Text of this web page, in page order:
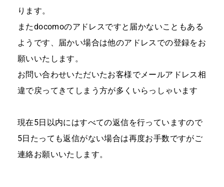
ります。
またdocomoのアドレスですと届かないこともある
ようです、届かい場合は他のアドレスでの登録をお
願いいたします。
お問い合わせいただいたお客様でメールアドレス相
違で戻ってきてしまう方が多くいらっしゃいます
現在5日以内にはすべての返信を行っていますので
5日たっても返信がない場合は再度お手数ですがご
連絡お願いいたします。